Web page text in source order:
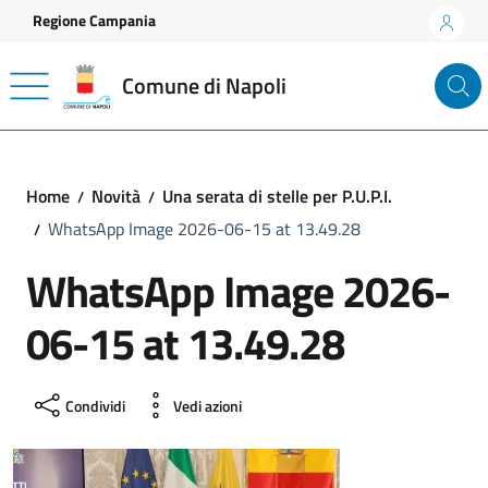
Vai ai contenuti
Vai al footer
Regione Campania
Comune di Napoli
Home Novità
Una serata di stelle per P.U.P.I.
WhatsApp Image 2026-06-15 at 13.49.28
WhatsApp Image 2026-
06-15 at 13.49.28
Condividi Vedi azioni